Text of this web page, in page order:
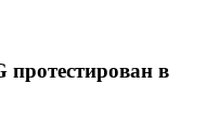
протестирован в